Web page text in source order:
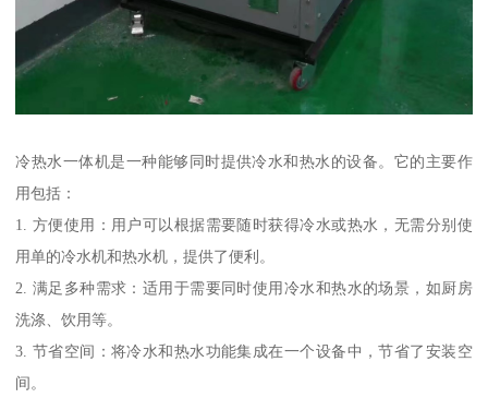
冷热水一体机是一种能够同时提供冷水和热水的设备。它的主要作
用包括：
1. 方便使用：用户可以根据需要随时获得冷水或热水，无需分别使
用单的冷水机和热水机，提供了便利。
2. 满足多种需求：适用于需要同时使用冷水和热水的场景，如厨房
洗涤、饮用等。
3. 节省空间：将冷水和热水功能集成在一个设备中，节省了安装空
间。